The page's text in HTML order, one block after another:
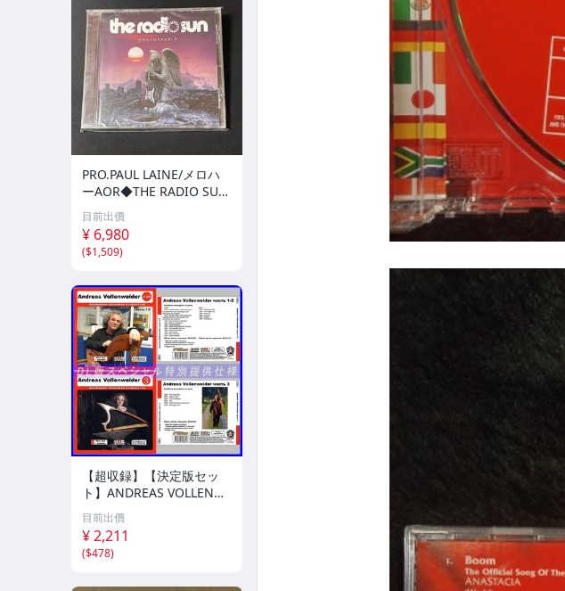
PRO.PAUL LAINE/メロハ
ーAOR◆THE RADIO SU
N/UNSTOPPABLE
目前出價
¥ 6,980
($1,509)
【超収録】【決定版セッ
ト】ANDREAS VOLLENW
EIDER CD1+2+3 厳選プレ
ミア音源集 MP3CD-DLVer
3ディスク♪
目前出價
¥ 2,211
($478)